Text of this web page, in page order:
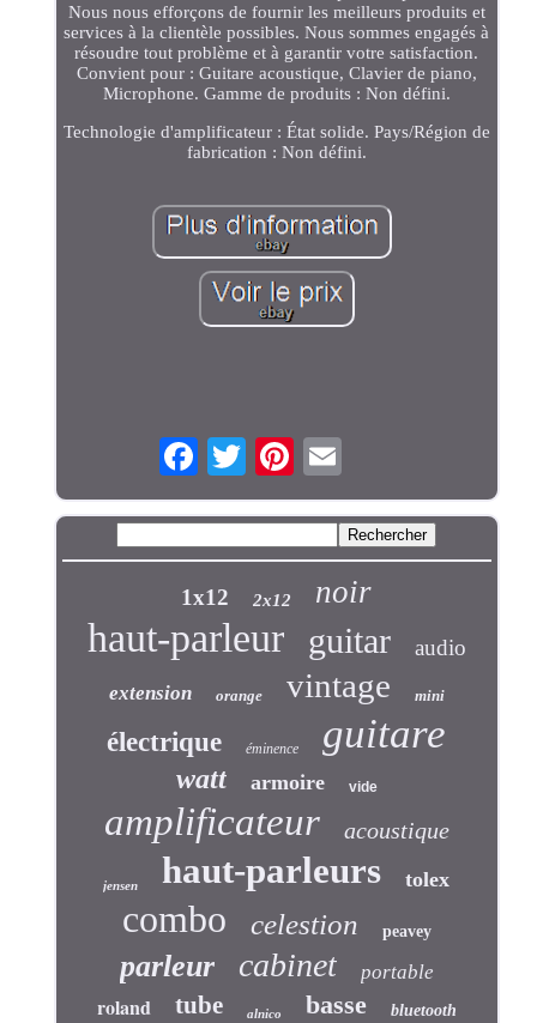
Nous nous efforçons de fournir les meilleurs produits et
services à la clientèle possibles. Nous sommes engagés à
résoudre tout problème et à garantir votre satisfaction.
Convient pour : Guitare acoustique, Clavier de piano,
Microphone. Gamme de produits : Non défini.
Technologie d'amplificateur : État solide. Pays/Région de
fabrication : Non défini.
1x12 2x12 noir
haut-parleur guitar audio
extension orange vintage mini
électrique éminence guitare
watt armoire vide
amplificateur acoustique
jensen haut-parleurs tolex
combo celestion peavey
parleur cabinet portable
roland tube alnico basse bluetooth